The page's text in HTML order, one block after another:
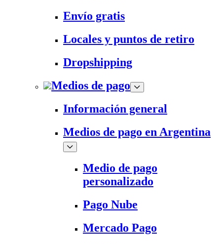
Envío gratis
Locales y puntos de retiro
Dropshipping
Medios de pago
Información general
Medios de pago en Argentina
Medio de pago
personalizado
Pago Nube
Mercado Pago